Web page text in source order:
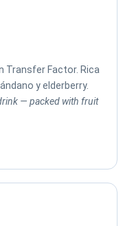
Transfer Factor. Rica
y elderberry.
— packed with fruit